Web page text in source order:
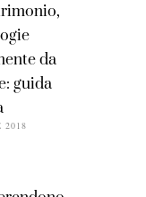
da
guida
2018